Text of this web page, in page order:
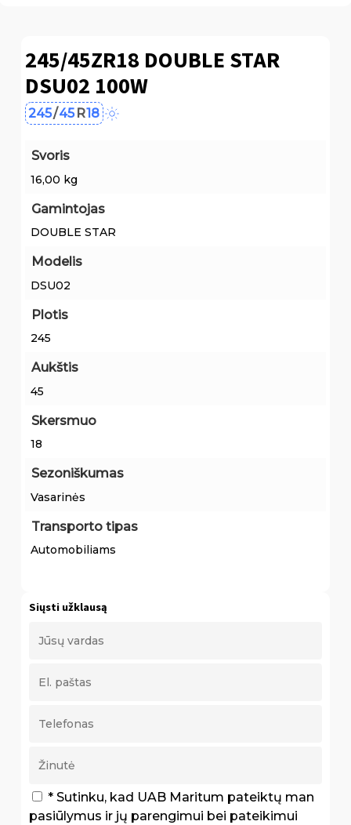
245/45ZR18 DOUBLE STAR
DSU02 100W
245/45R18
Svoris
16,00 kg
Gamintojas
DOUBLE STAR
Modelis
DSU02
Plotis
245
Aukštis
45
Skersmuo
18
Sezoniškumas
Vasarinės
Transporto tipas
Automobiliams
Siųsti užklausą
* Sutinku, kad UAB Maritum pateiktų man
pasiūlymus ir jų parengimui bei pateikimui